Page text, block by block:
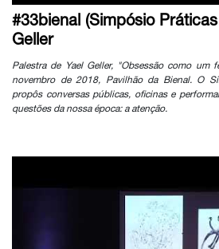
#33bienal (Simpósio
Geller
Palestra de Yael Geller, "Obsessão como um
novembro de 2018, Pavilhão da Bienal. O
propôs conversas públicas, oficinas e
questões da nossa época: a atenção.